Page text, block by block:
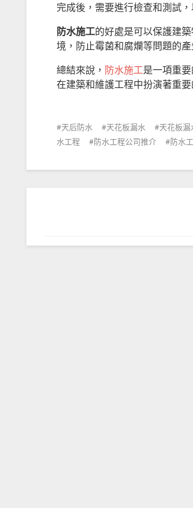
完成後，需要進行檢查和測試
防水施工的好處是可以保護建
境，防止霉菌和腐爛等問題的產
總結來說， 防水施工是一項重
在建築和維護工程中扮演著重要
天后防水 天花板漏水 天花板漏
水工程
防水工程公司推介 防水